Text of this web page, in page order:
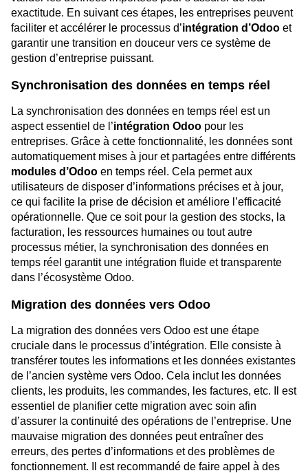
exactitude. En suivant ces étapes, les entreprises peuvent
faciliter et accélérer le processus d’intégration d’Odoo et
garantir une transition en douceur vers ce système de
gestion d’entreprise puissant.
Synchronisation des données en temps réel
La synchronisation des données en temps réel est un
aspect essentiel de l’intégration Odoo pour les
entreprises. Grâce à cette fonctionnalité, les données sont
automatiquement mises à jour et partagées entre différents
modules d’Odoo en temps réel. Cela permet aux
utilisateurs de disposer d’informations précises et à jour,
ce qui facilite la prise de décision et améliore l’efficacité
opérationnelle. Que ce soit pour la gestion des stocks, la
facturation, les ressources humaines ou tout autre
processus métier, la synchronisation des données en
temps réel garantit une intégration fluide et transparente
dans l’écosystème Odoo.
Migration des données vers Odoo
La migration des données vers Odoo est une étape
cruciale dans le processus d’intégration. Elle consiste à
transférer toutes les informations et les données existantes
de l’ancien système vers Odoo. Cela inclut les données
clients, les produits, les commandes, les factures, etc. Il est
essentiel de planifier cette migration avec soin afin
d’assurer la continuité des opérations de l’entreprise. Une
mauvaise migration des données peut entraîner des
erreurs, des pertes d’informations et des problèmes de
fonctionnement. Il est recommandé de faire appel à des